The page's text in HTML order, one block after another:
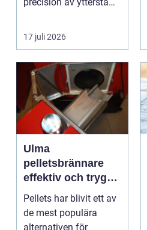
17 juli 2026
Ulma
pelletsbrännare
effektiv och trygg
värme med pellets
Pellets har blivit ett av
de mest populära
alternativen för